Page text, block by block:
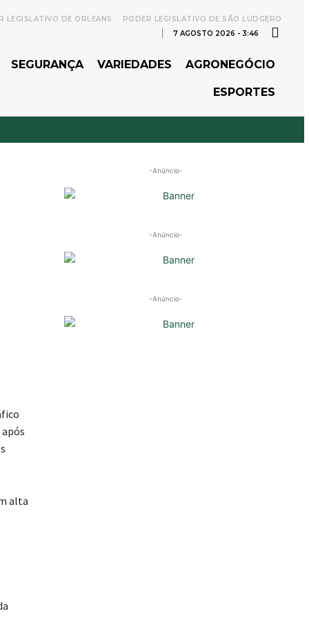
LEGISLATIVO DE ORLEANS
PODER LEGISLATIVO DE SÃO LUDGERO
7 AGOSTO 2026 - 3:46
SEGURANÇA VARIEDADES AGRONEGÓCIO
ESPORTES
alta
-Anúncio-
-Anúncio-
-Anúncio-